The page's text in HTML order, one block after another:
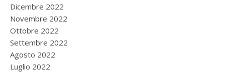
Dicembre 2022
Novembre 2022
Ottobre 2022
Settembre 2022
Agosto 2022
Luglio 2022